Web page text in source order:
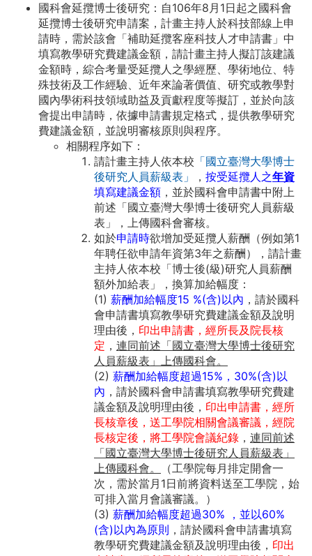
國科會延攬博士後研究：自106年8月1日起之國科會
延攬博士後研究申請案，計畫主持人於科技部線上申
請時，需於該會「補助延攬客座科技人才申請書」中
填寫教學研究費建議金額，請計畫主持人擬訂該建議
金額時，綜合考量受延攬人之學經歷、學術地位、特
殊技術及工作經驗、近年來論著價值、研究或教學對
國內學術科技領域助益及貢獻程度等擬訂，並於向該
會提出申請時，依據申請書規定格式，提供教學研究
費建議金額，並說明審核原則與程序。
相關程序如下：
請計畫主持人依本校 「國立臺灣大學博士
後研究人員薪級表」
， 按受延攬人之年資
填寫建議金額 ，並於國科會申請書中附上
前述「國立臺灣大學博士後研究人員薪級
表」，上傳國科會審核。
如於申請時欲增加受延攬人薪酬（例如第1
年聘任欲申請年資第3年之薪酬），請計畫
主持人依本校「博士後(級)研究人員薪酬
額外加給表」，換算加給幅度：
(1) 薪酬加給幅度15 %(含)以內 ，請於國科
會申請書填寫教學研究費建議金額及說明
理由後， 印出申請書，經所長及院長核
定 ， 連同前述「國立臺灣大學博士後研究
人員薪級表」上傳國科會。
(2) 薪酬加給幅度超過15%，30%(含)以
內 ，請於國科會申請書填寫教學研究費建
議金額及說明理由後， 印出申請書，經所
長核章後，送工學院相關會議審議，經院
長核定後 ，將工學院會議紀錄 ， 連同前述
「國立臺灣大學博士後研究人員薪級表」
上傳國科會。
（工學院每月排定開會一
次，需於當月1日前將資料送至工學院，始
可排入當月會議審議。）
(3) 薪酬加給幅度超過30% ，並以60%
(含)以內為原則 ，請於國科會申請書填寫
教學研究費建議金額及說明理由後， 印出